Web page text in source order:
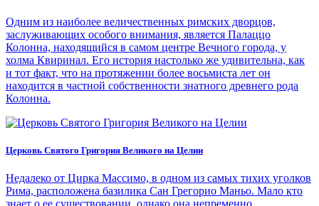
Одним из наиболее величественных римских дворцов,
заслуживающих особого внимания, является Палаццо
Колонна, находящийся в самом центре Вечного города, у
холма Квиринал. Его история настолько же удивительна, как
и тот факт, что на протяжении более восьмиста лет он
находится в частной собственности знатного древнего рода
Колонна.
Церковь Святого Григория Великого на Целии
Недалеко от Цирка Массимо, в одном из самых тихих уголков
Рима, расположена базилика Сан Грегорио Маньо. Мало кто
знает о ее существовании, однако она непременно